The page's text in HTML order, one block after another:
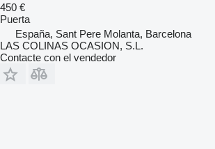
450 €
Puerta
España, Sant Pere Molanta, Barcelona
LAS COLINAS OCASION, S.L.
Contacte con el vendedor